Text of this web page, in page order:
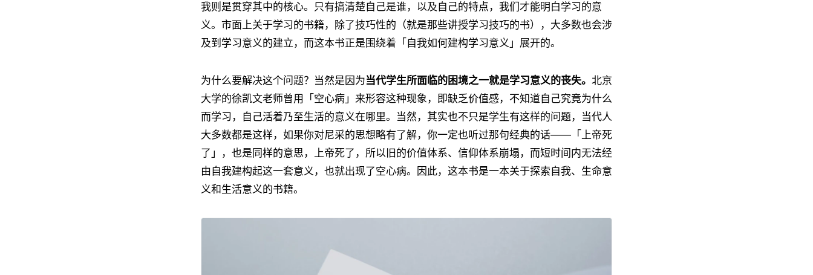
我则是贯穿其中的核心。只有搞清楚自己是谁，以及自己的特点，我们才能明白学习的意
义。市面上关于学习的书籍，除了技巧性的（就是那些讲授学习技巧的书），大多数也会涉
及到学习意义的建立，而这本书正是围绕着「自我如何建构学习意义」展开的。
为什么要解决这个问题？当然是因为当代学生所面临的困境之一就是学习意义的丧失。 北京
大学的徐凯文老师曾用「空心病」来形容这种现象，即缺乏价值感，不知道自己究竟为什么
而学习，自己活着乃至生活的意义在哪里。当然，其实也不只是学生有这样的问题，当代人
大多数都是这样，如果你对尼采的思想略有了解，你一定也听过那句经典的话——「上帝死
了」，也是同样的意思，上帝死了，所以旧的价值体系、信仰体系崩塌，而短时间内无法经
由自我建构起这一套意义，也就出现了空心病。因此，这本书是一本关于探索自我、生命意
义和生活意义的书籍。